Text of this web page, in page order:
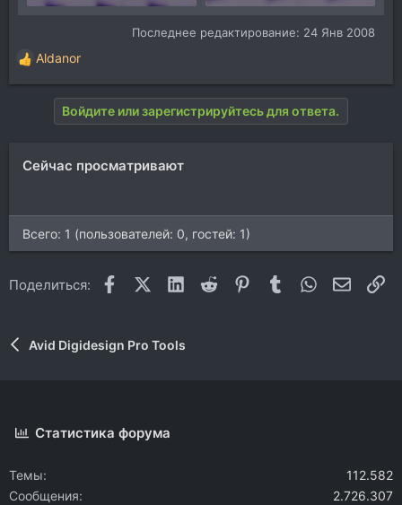
Последнее редактирование: 24 Янв 2008
Р
е
и
Aldanor
Войдите или зарегистрируйтесь для ответа.
Сейчас просматривают
Всего: 1 (пользователей: 0, гостей: 1)
Поделиться: FacebookX (Twitter)
LinkedIn
Reddit Pinterest
Tumblr WhatsApp
Avid Digidesign Pro Tools
Статистика форума
Темы
112.582
Сообщения
2.726.307